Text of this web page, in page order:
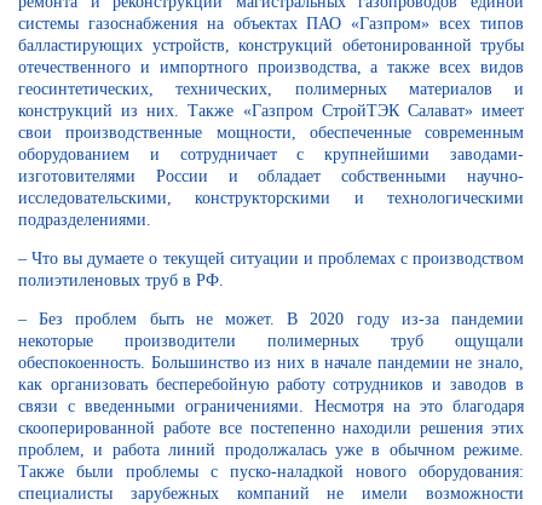
системы газоснабжения на объектах ПАО «Газпром» всех типов
балластирующих устройств, конструкций обетонированной трубы
отечественного и импортного производства, а также всех видов
геосинтетических, технических, полимерных материалов и
конструкций из них. Также «Газпром СтройТЭК Салават» имеет
свои производственные мощности, обеспеченные современным
оборудованием и сотрудничает с крупнейшими заводами-
изготовителями России и обладает собственными научно-
исследовательскими, конструкторскими и технологическими
подразделениями.
– Что вы думаете о текущей ситуации и проблемах с производством
полиэтиленовых труб в РФ.
– Без проблем быть не может. В 2020 году из-за пандемии
некоторые производители полимерных труб ощущали
обеспокоенность. Большинство из них в начале пандемии не знало,
как организовать бесперебойную работу сотрудников и заводов в
связи с введенными ограничениями. Несмотря на это благодаря
скооперированной работе все постепенно находили решения этих
проблем, и работа линий продолжалась уже в обычном режиме.
Также были проблемы с пуско-наладкой нового оборудования:
специалисты зарубежных компаний не имели возможности